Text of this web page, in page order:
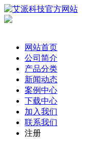
网站首页
公司简介
产品分类
新闻动态
案例中心
下载中心
加入我们
联系我们
注册